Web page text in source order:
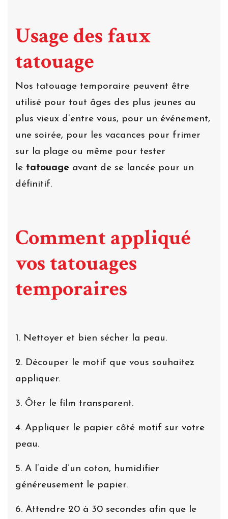
Usage des faux
tatouage
Nos tatouage temporaire peuvent être
utilisé pour tout âges des plus jeunes au
plus vieux d’entre vous, pour un événement,
une soirée, pour les vacances pour frimer
sur la plage ou même pour tester
le tatouage avant de se lancée pour un
définitif.
Comment appliqué
vos tatouages
temporaires
1. Nettoyer et bien sécher la peau.
2. Découper le motif que vous souhaitez
appliquer.
3. Ôter le film transparent.
4. Appliquer le papier côté motif sur votre
peau.
5. A l’aide d’un coton, humidifier
généreusement le papier.
6. Attendre 20 à 30 secondes afin que le